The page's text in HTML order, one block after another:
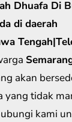
Dhuafa Di
di daerah
akan
yang tidak
kami